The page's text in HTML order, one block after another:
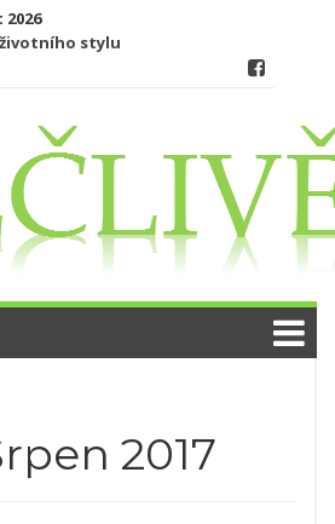
životního stylu
2017